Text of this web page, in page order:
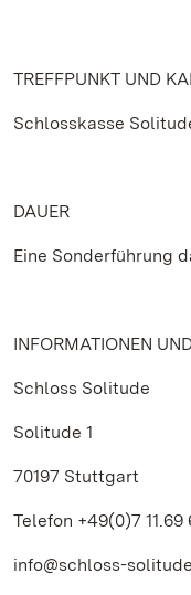
TREFFPUNKT UND
Schlosskasse
DAUER
Eine Sonderführung
INFORMATIONEN
Schloss Solitude
Solitude 1
70197 Stuttgart
Telefon +49(0)7 11.69
info@schloss-